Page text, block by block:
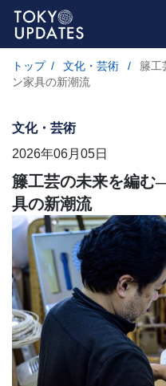
トップ / 文化・芸術 /
籐工
ン家具の新潮流
文化・芸術
2026年06月05日
籐工芸の未来を編む
具の新潮流